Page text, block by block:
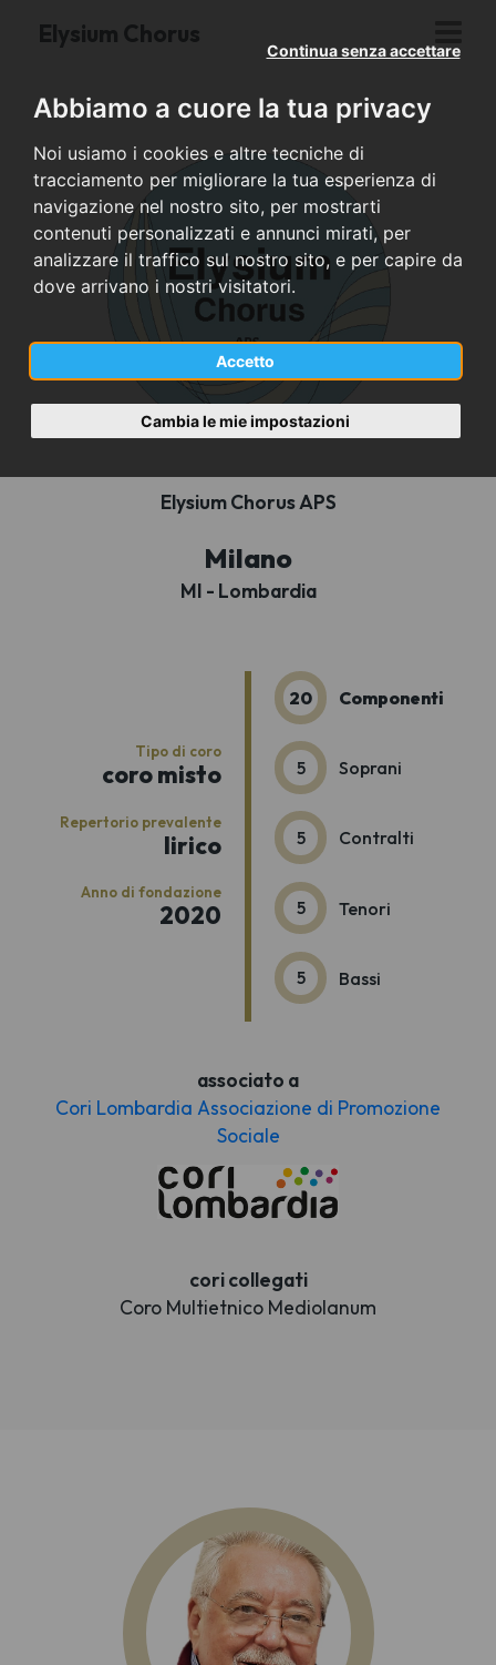
Abbiamo a cuore la tua privacy
Noi usiamo i cookies e altre tecniche di
tracciamento per migliorare la tua esperienza di
navigazione nel nostro sito, per mostrarti
contenuti personalizzati e annunci mirati, per
analizzare il traffico sul nostro sito, e per capire da
dove arrivano i nostri visitatori.
Accetto
Continua senza accettare
Cambia le mie impostazioni
Elysium Chorus
Elysium Chorus APS
Milano
MI - Lombardia
Tipo di coro
coro misto
Repertorio prevalente
lirico
Anno di fondazione
2020
20 Componenti
5 Soprani
5 Contralti
5 Tenori
5 Bassi
associato a
Cori Lombardia Associazione di Promozione
Sociale
cori collegati
Coro Multietnico Mediolanum